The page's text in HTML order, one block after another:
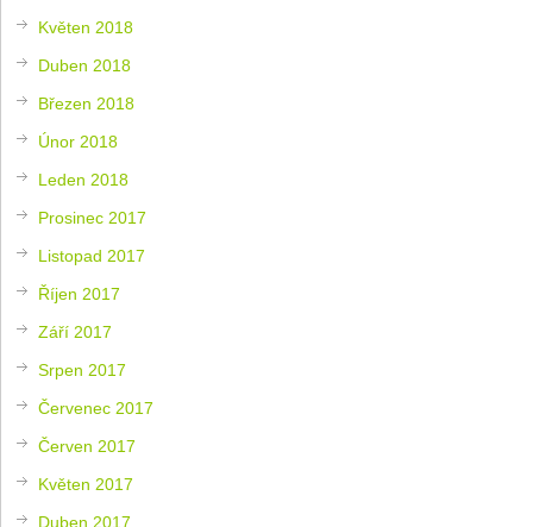
Květen 2018
Duben 2018
Březen 2018
Únor 2018
Leden 2018
Prosinec 2017
Listopad 2017
Říjen 2017
Září 2017
Srpen 2017
Červenec 2017
Červen 2017
Květen 2017
Duben 2017